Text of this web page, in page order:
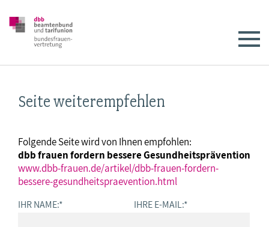
Seite weiterempfehlen
Folgende Seite wird von Ihnen empfohlen:
dbb frauen fordern bessere Gesundheitsprävention
www.dbb-frauen.de/artikel/dbb-frauen-fordern-
bessere-gesundheitspraevention.html
IHR NAME:* IHRE E-MAIL:*